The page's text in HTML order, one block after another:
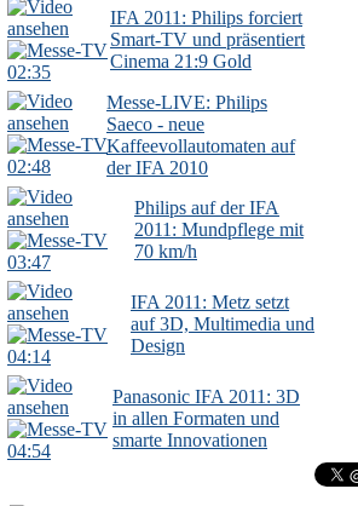
02:35
IFA 2011: Philips forciert
Smart-TV und präsentiert
Cinema 21:9 Gold
02:48
Messe-LIVE: Philips
Saeco - neue
Kaffeevollautomaten auf
der IFA 2010
03:47
Philips auf der IFA
2011: Mundpflege mit
70 km/h
04:14
IFA 2011: Metz setzt
auf 3D, Multimedia und
Design
04:54
Panasonic IFA 2011: 3D
in allen Formaten und
smarte Innovationen